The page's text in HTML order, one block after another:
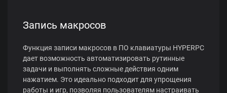
Запись макросов
Функция записи макросов в ПО клавиатуры HYPERPC
дает возможность автоматизировать рутинные
задачи и выполнять сложные действия одним
нажатием. Это идеально подходит для упрощения
работы и игр, позволяя пользователям настраивать